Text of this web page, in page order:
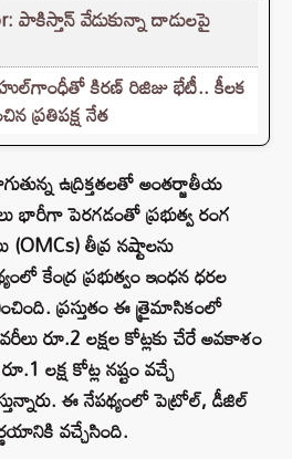
పాకిస్తాన్ వేడుకున్నా దాడులపై
కిరణ్ రిజిజు భేటీ.. కీలక
ప్రతిపక్ష నేత
ఉద్రిక్తతలతో అంతర్జాతీయ
భారీగా పెరగడంతో ప్రభుత్వ రంగ
తీవ్ర నష్టాలను
కేంద్ర ప్రభుత్వం ఇంధన ధరల
ప్రస్తుతం ఈ త్రైమాసికంలో
రూ.2 లక్షల కోట్లకు చేరే అవకాశం
లక్ష కోట్ల నష్టం వచ్చే
ఈ నేపథ్యంలో పెట్రోల్, డీజిల్
వచ్చేసింది.